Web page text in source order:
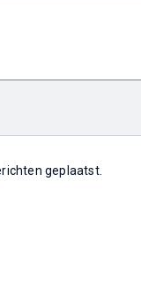
geplaatst.